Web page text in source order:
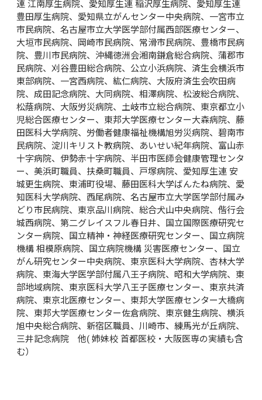
連 江南厚生病院、愛知厚生連 稲沢厚生病院、愛知厚生連
豊田厚生病院、愛知県立がんセンター中央病院、一宮市立
市民病院、名古屋市立大学医学部付属西部医療センター、
大垣市民病院、岡崎市民病院、常滑市民病院、豊橋市民病
院、豊川市民病院、沖縄徳洲会湘南鎌倉総合病院、蒲郡市
民病院、刈谷豊田総合病院、公立小浜病院、済生会横浜市
東部病院、一宮西病院、紘仁病院、大阪府済生会吹田病
院、成田記念病院、大同病院、相澤病院、松波総合病院、
松蔭病院、大阪労災病院、土岐市立総合病院、東京都立小
児総合医療センター、東邦大学医療センター大森病院、藤
田医科大学病院、労働者健康福祉機構旭労災病院、碧南市
民病院、淀川キリスト教病院、あいせい紀年病院、富山赤
十字病院、伊勢赤十字病院、半田市医師会健康管理センタ
ー、美浜町職員、扶桑町職員、戸塚病院、愛知厚生連 安
城更生病院、東浦町役場、藤田医科大学ばんたね病院、愛
知医科大学病院、西尾病院、名古屋市立大学医学部付属み
どり市民病院、東京品川病院、総合犬山中央病院、偕行会
城西病院、第二グレイスフル春日井、国立国際医療研究セ
ンター病院、国立精神・神経医療研究センター、国立病院
機構 相模原病院、国立病院機構 災害医療センター、国立
がん研究センター中央病院、東京医科大学病院、杏林大学
病院、東海大学医学部付属八王子病院、昭和大学病院、東
部地域病院、東京医科大学八王子医療センター、東京共済
病院、東京北医療センター、東邦大学医療センター大橋病
院、東邦大学医療センター佐倉病院、東京健生病院、横浜
旭中央総合病院、新宿区職員、川崎市、練馬光が丘病院、
三井記念病院　他( 姉妹校 首都医校・大阪医専の実績も含
む）